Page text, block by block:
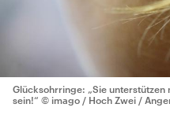
Glücksohrringe: „Sie unterstützen
sein!“ © imago / Hoch Zwei /